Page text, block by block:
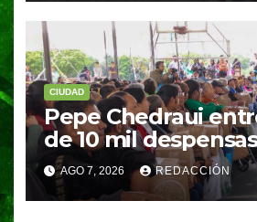
CIUDAD
Pepe Chedraui
de 10 mil
programa
Imparable” en la
Chapulco
AGO 7, 2026 REDACCIÓN